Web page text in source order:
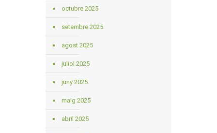
octubre 2025
setembre 2025
agost 2025
juliol 2025
juny 2025
maig 2025
abril 2025